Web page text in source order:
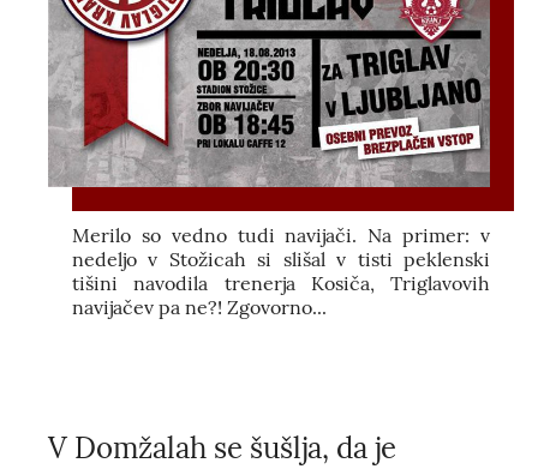
Merilo so vedno tudi navijači. Na primer: v
nedeljo v Stožicah si slišal v tisti peklenski
tišini navodila trenerja Kosiča, Triglavovih
navijačev pa ne?! Zgovorno...
V Domžalah se šušlja, da je